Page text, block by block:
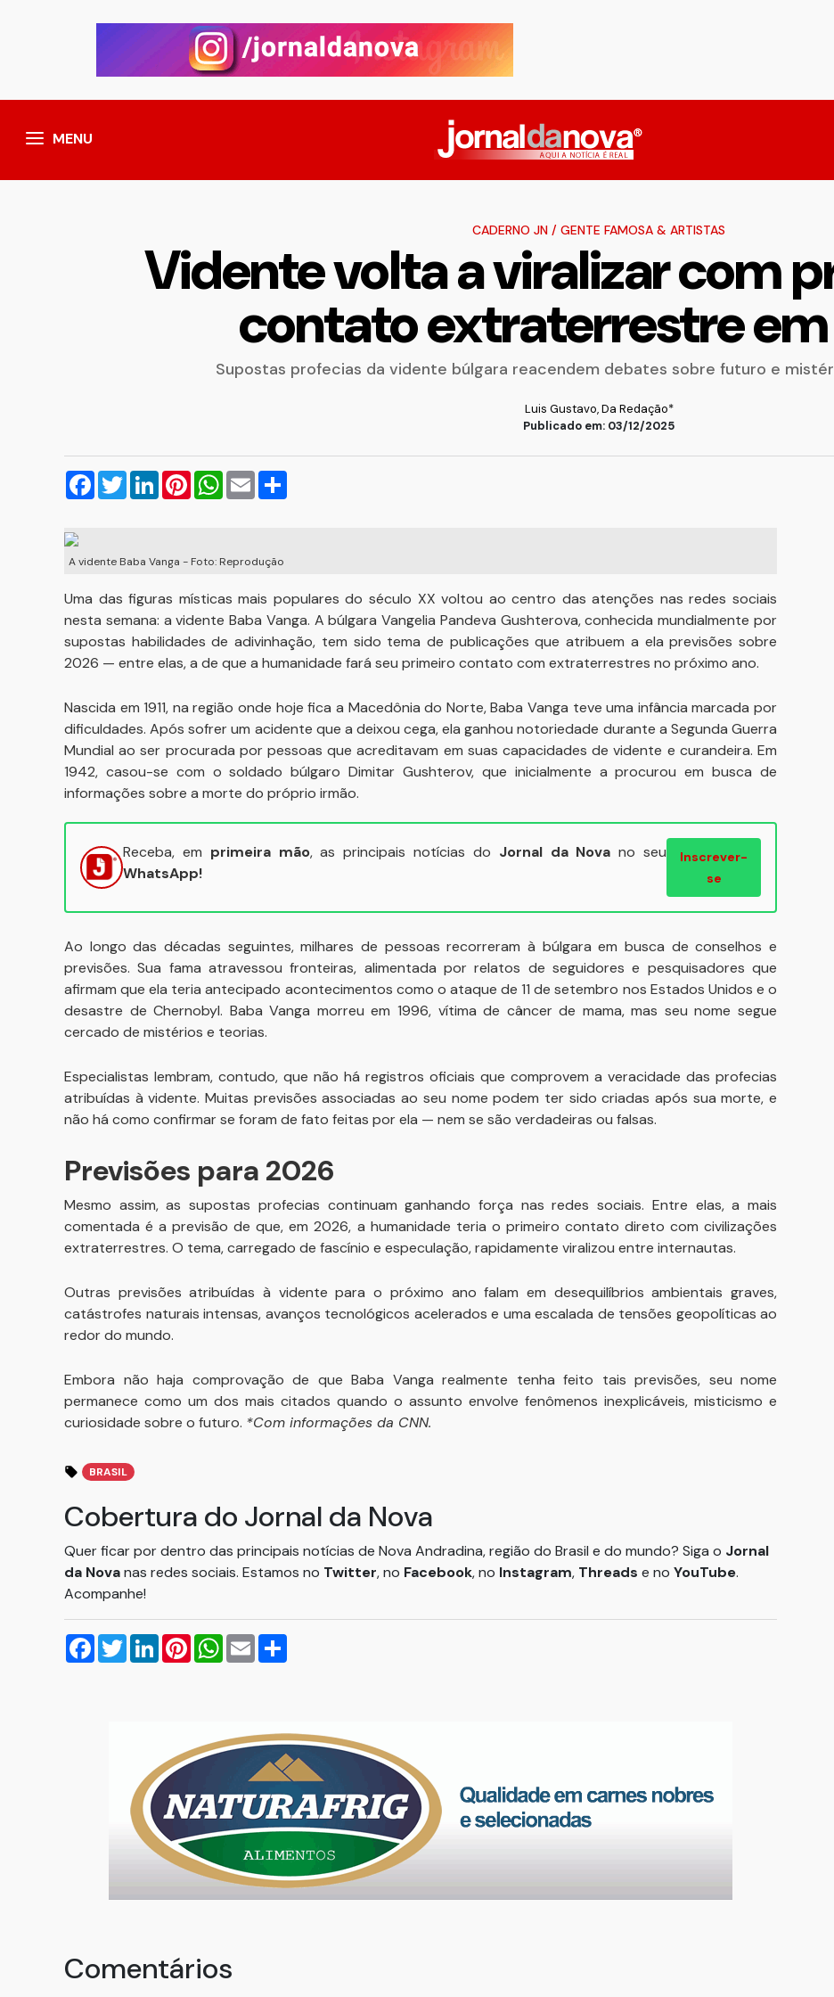
MENU
CADERNO JN / GENTE FAMOSA & ARTISTAS
Vidente volta a viralizar com
contato extraterrestre
Supostas profecias da vidente búlgara reacendem debates sobre futuro e
Luis Gustavo, Da Redação*
Publicado em: 03/12/2025
Facebook
TwitterLinkedInPinterestWhatsApp
Email
A vidente Baba Vanga - Foto: Reprodução
Uma das figuras místicas mais populares do século XX voltou ao centro das atenções nas redes sociais
nesta semana: a vidente Baba Vanga. A búlgara Vangelia Pandeva Gushterova, conhecida mundialmente por
supostas habilidades de adivinhação, tem sido tema de publicações que atribuem a ela previsões sobre
2026 — entre elas, a de que a humanidade fará seu primeiro contato com extraterrestres no próximo ano.
Nascida em 1911, na região onde hoje fica a Macedônia do Norte, Baba Vanga teve uma infância marcada por
dificuldades. Após sofrer um acidente que a deixou cega, ela ganhou notoriedade durante a Segunda Guerra
Mundial ao ser procurada por pessoas que acreditavam em suas capacidades de vidente e curandeira. Em
1942, casou-se com o soldado búlgaro Dimitar Gushterov, que inicialmente a procurou em busca de
informações sobre a morte do próprio irmão.
Receba, em primeira mão, as principais notícias do Jornal da Nova no seu
WhatsApp!
Inscrever-
se
Ao longo das décadas seguintes, milhares de pessoas recorreram à búlgara em busca de conselhos e
previsões. Sua fama atravessou fronteiras, alimentada por relatos de seguidores e pesquisadores que
afirmam que ela teria antecipado acontecimentos como o ataque de 11 de setembro nos Estados Unidos e o
desastre de Chernobyl. Baba Vanga morreu em 1996, vítima de câncer de mama, mas seu nome segue
cercado de mistérios e teorias.
Especialistas lembram, contudo, que não há registros oficiais que comprovem a veracidade das profecias
atribuídas à vidente. Muitas previsões associadas ao seu nome podem ter sido criadas após sua morte, e
não há como confirmar se foram de fato feitas por ela — nem se são verdadeiras ou falsas.
Previsões para 2026
Mesmo assim, as supostas profecias continuam ganhando força nas redes sociais. Entre elas, a mais
comentada é a previsão de que, em 2026, a humanidade teria o primeiro contato direto com civilizações
extraterrestres. O tema, carregado de fascínio e especulação, rapidamente viralizou entre internautas.
Outras previsões atribuídas à vidente para o próximo ano falam em desequilíbrios ambientais graves,
catástrofes naturais intensas, avanços tecnológicos acelerados e uma escalada de tensões geopolíticas ao
redor do mundo.
Embora não haja comprovação de que Baba Vanga realmente tenha feito tais previsões, seu nome
permanece como um dos mais citados quando o assunto envolve fenômenos inexplicáveis, misticismo e
curiosidade sobre o futuro. *Com informações da CNN.
BRASIL
Cobertura do Jornal da Nova
Quer ficar por dentro das principais notícias de Nova Andradina, região do Brasil e do mundo? Siga o Jornal
da Novanas redes sociais. Estamos no Twitter, no Facebook, no Instagram, Threads e no YouTube.
Acompanhe!
Facebook
TwitterLinkedInPinterestWhatsApp
Email
Comentários